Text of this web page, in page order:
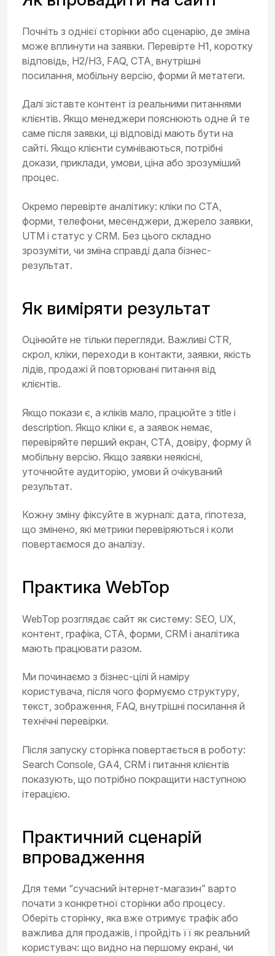
Почніть з однієї сторінки або сценарію, де зміна
може вплинути на заявки. Перевірте H1, коротку
відповідь, H2/H3, FAQ, CTA, внутрішні
посилання, мобільну версію, форми й метатеги.
Далі зіставте контент із реальними питаннями
клієнтів. Якщо менеджери пояснюють одне й те
саме після заявки, ці відповіді мають бути на
сайті. Якщо клієнти сумніваються, потрібні
докази, приклади, умови, ціна або зрозуміший
процес.
Окремо перевірте аналітику: кліки по CTA,
форми, телефони, месенджери, джерело заявки,
UTM і статус у CRM. Без цього складно
зрозуміти, чи зміна справді дала бізнес-
результат.
Як виміряти результат
Оцінюйте не тільки перегляди. Важливі CTR,
скрол, кліки, переходи в контакти, заявки, якість
лідів, продажі й повторювані питання від
клієнтів.
Якщо покази є, а кліків мало, працюйте з title і
description. Якщо кліки є, а заявок немає,
перевіряйте перший екран, CTA, довіру, форму й
мобільну версію. Якщо заявки неякісні,
уточнюйте аудиторію, умови й очікуваний
результат.
Кожну зміну фіксуйте в журналі: дата, гіпотеза,
що змінено, які метрики перевіряються і коли
повертаємося до аналізу.
Практика WebTop
WebTop розглядає сайт як систему: SEO, UX,
контент, графіка, CTA, форми, CRM і аналітика
мають працювати разом.
Ми починаємо з бізнес-цілі й наміру
користувача, після чого формуємо структуру,
текст, зображення, FAQ, внутрішні посилання й
технічні перевірки.
Після запуску сторінка повертається в роботу:
Search Console, GA4, CRM і питання клієнтів
показують, що потрібно покращити наступною
ітерацією.
Практичний сценарій
впровадження
Для теми “сучасний інтернет-магазин” варто
почати з конкретної сторінки або процесу.
Оберіть сторінку, яка вже отримує трафік або
важлива для продажів, і пройдіть її як реальний
користувач: що видно на першому екрані, чи